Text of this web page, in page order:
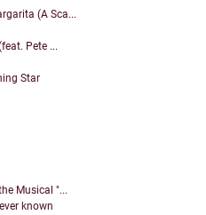
(A Sca...
Pete ...
Star
Musical "...
known